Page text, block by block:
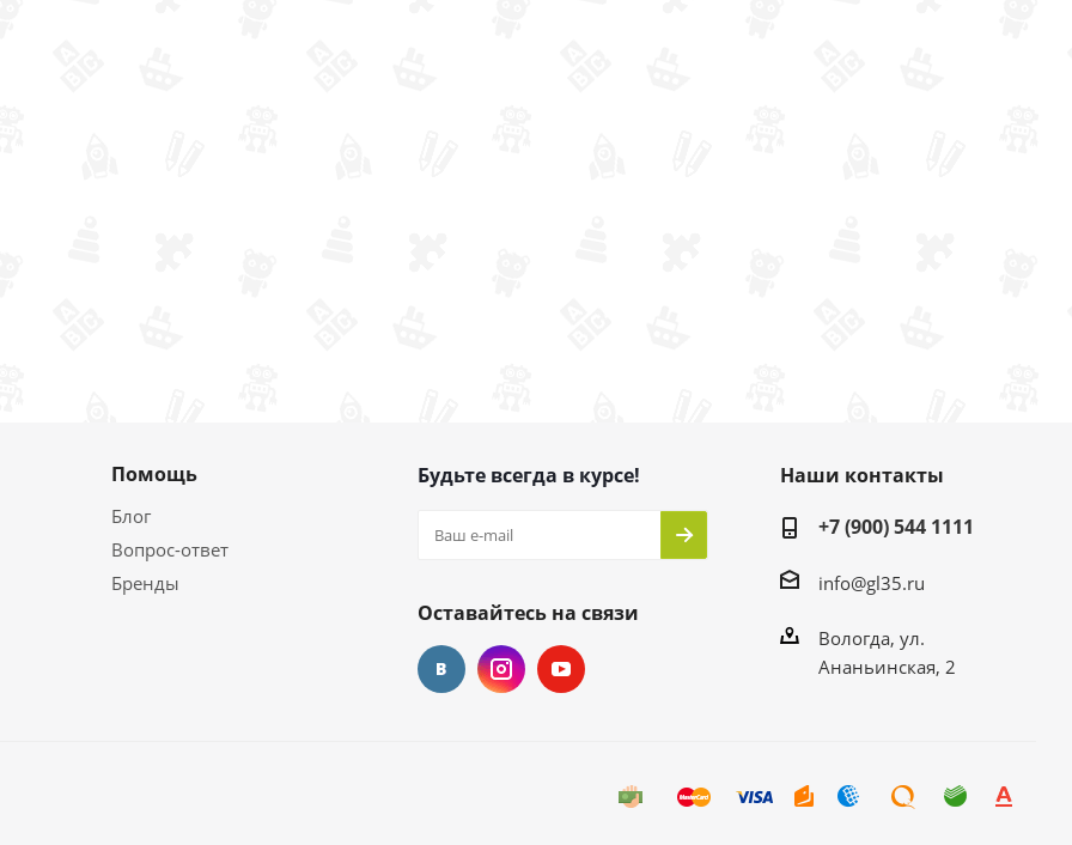
Помощь
Блог
Вопрос-ответ
Бренды
Будьте всегда в курсе!
Оставайтесь на связи
Наши контакты
+7 (900) 544 1111
info@gl35.ru
Вологда, ул.
Ананьинская, 2